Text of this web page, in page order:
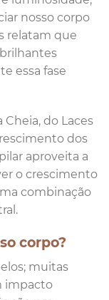
nosso corpo
relatam que
essa fase
do Laces
dos
aproveita a
o crescimento
combinação
corpo?
muitas
impacto